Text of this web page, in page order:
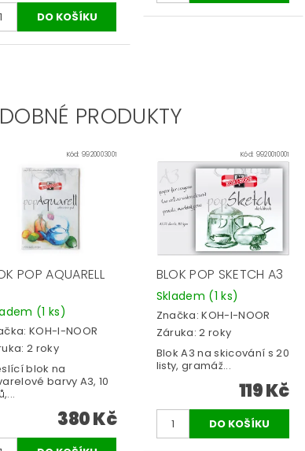
PRODUKTY
Kód:9920003001
POP AQUARELL
(1 ks)
KOH-I-NOOR
2 roky
blok na
barvy A3, 10
380 Kč
Kód: 9920010001
BLOK POP SKETCH A3
Skladem (1 ks)
Značka:KOH-I-NOOR
Záruka: 2 roky
Blok A3 na skicování s 20
listy, gramáž...
119 Kč